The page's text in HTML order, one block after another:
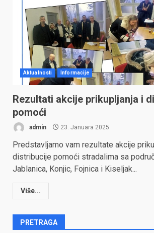
Aktualnosti Informacije
Rezultati akcije prikupljanja i
pomoći
admin 23. Januara 2025.
Predstavljamo vam rezultate akcije
distribucije pomoći stradalima sa
Jablanica, Konjic, Fojnica i Kiseljak...
Više...
PRETRAGA